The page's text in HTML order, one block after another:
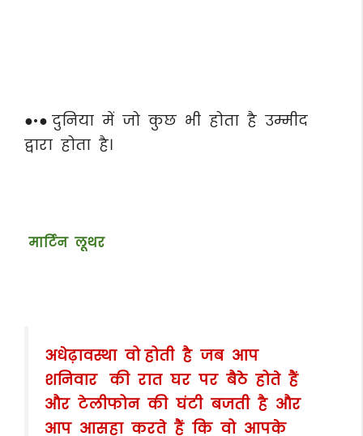
●•● दुनिया में जो कुछ भी होता है उम्मीद
द्वारा होता है।
मार्टिन लूथर
अधेढ़ावस्था वो होती है जब आप
शनिवार की रात घर पर बैठे होते हैं
और टेलीफोन की घंटी बजती है और
आप आसहा करते हैं कि वो आपके